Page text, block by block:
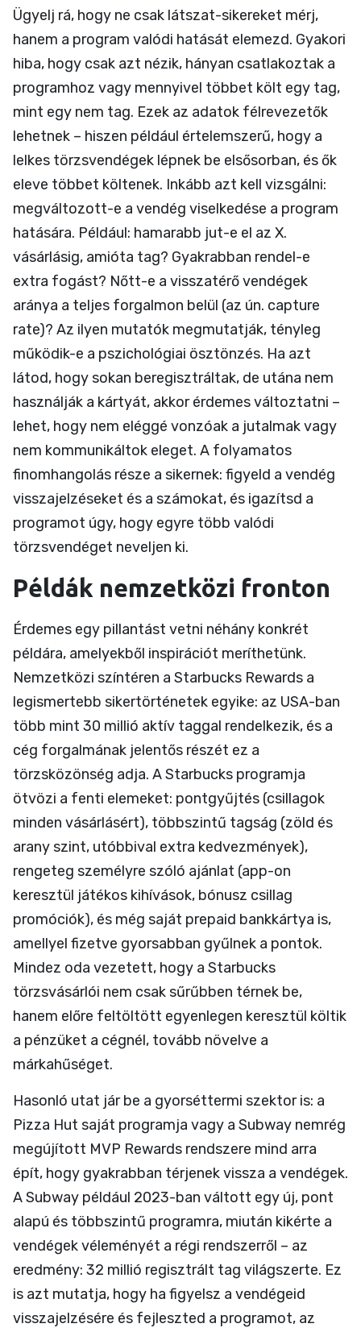
Ügyelj rá, hogy ne csak látszat-sikereket mérj,
hanem a program valódi hatását elemezd. Gyakori
hiba, hogy csak azt nézik, hányan csatlakoztak a
programhoz vagy mennyivel többet költ egy tag,
mint egy nem tag. Ezek az adatok félrevezetők
lehetnek – hiszen például értelemszerű, hogy a
lelkes törzsvendégek lépnek be elsősorban, és ők
eleve többet költenek. Inkább azt kell vizsgálni:
megváltozott-e a vendég viselkedése a program
hatására. Például: hamarabb jut-e el az X.
vásárlásig, amióta tag? Gyakrabban rendel-e
extra fogást? Nőtt-e a visszatérő vendégek
aránya a teljes forgalmon belül (az ún. capture
rate)? Az ilyen mutatók megmutatják, tényleg
működik-e a pszichológiai ösztönzés. Ha azt
látod, hogy sokan beregisztráltak, de utána nem
használják a kártyát, akkor érdemes változtatni –
lehet, hogy nem eléggé vonzóak a jutalmak vagy
nem kommunikáltok eleget. A folyamatos
finomhangolás része a sikernek: figyeld a vendég
visszajelzéseket és a számokat, és igazítsd a
programot úgy, hogy egyre több valódi
törzsvendéget neveljen ki.
Példák nemzetközi fronton
Érdemes egy pillantást vetni néhány konkrét
példára, amelyekből inspirációt meríthetünk.
Nemzetközi színtéren a Starbucks Rewards a
legismertebb sikertörténetek egyike: az USA-ban
több mint 30 millió aktív taggal rendelkezik, és a
cég forgalmának jelentős részét ez a
törzsközönség adja. A Starbucks programja
ötvözi a fenti elemeket: pontgyűjtés (csillagok
minden vásárlásért), többszintű tagság (zöld és
arany szint, utóbbival extra kedvezmények),
rengeteg személyre szóló ajánlat (app-on
keresztül játékos kihívások, bónusz csillag
promóciók), és még saját prepaid bankkártya is,
amellyel fizetve gyorsabban gyűlnek a pontok.
Mindez oda vezetett, hogy a Starbucks
törzsvásárlói nem csak sűrűbben térnek be,
hanem előre feltöltött egyenlegen keresztül költik
a pénzüket a cégnél, tovább növelve a
márkahűséget.
Hasonló utat jár be a gyorséttermi szektor is: a
Pizza Hut saját programja vagy a Subway nemrég
megújított MVP Rewards rendszere mind arra
épít, hogy gyakrabban térjenek vissza a vendégek.
A Subway például 2023-ban váltott egy új, pont
alapú és többszintű programra, miután kikérte a
vendégek véleményét a régi rendszerről – az
eredmény: 32 millió regisztrált tag világszerte. Ez
is azt mutatja, hogy ha figyelsz a vendégeid
visszajelzésére és fejleszted a programot, az